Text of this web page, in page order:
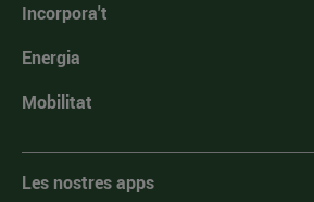
Incorpora't
Energia
Mobilitat
Les nostres apps